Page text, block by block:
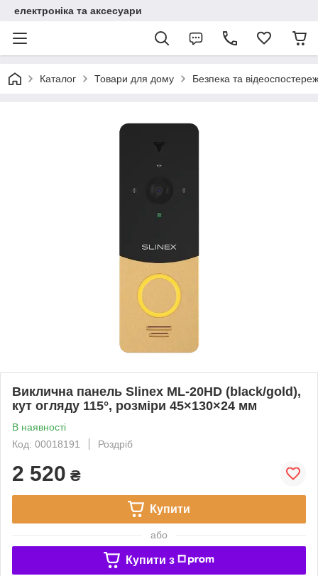
електроніка та аксесуари
Каталог Товари для дому Безпека та
Виклична панель Slinex ML-20HD (black/gold),
кут огляду 115°, розміри 45×130×24 мм
В наявності
Код: 00018191
Роздріб
2 520 ₴
Купити
або
Купити з